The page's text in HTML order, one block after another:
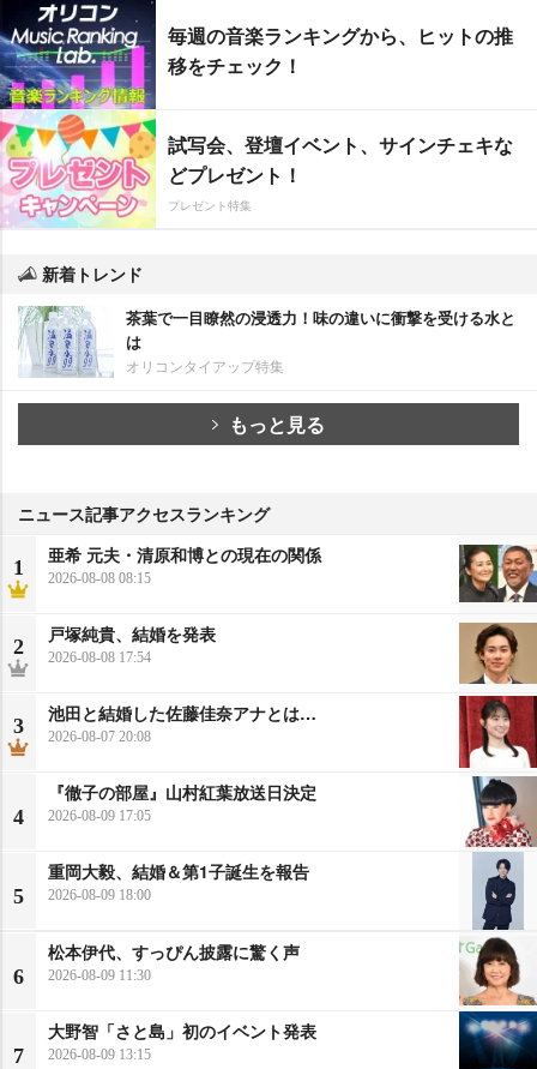
毎週の音楽ランキングから、ヒットの推
移をチェック！
試写会、登壇イベント、サインチェキな
どプレゼント！
プレゼント特集
新着トレンド
茶葉で一目瞭然の浸透力！味の違いに衝撃を受ける水と
は
オリコンタイアップ特集
もっと見る
ニュース記事アクセスランキング
1
亜希 元夫・清原和博との現在の関係
2026-08-08 08:15
2
戸塚純貴、結婚を発表
2026-08-08 17:54
3
池田と結婚した佐藤佳奈アナとは…
2026-08-07 20:08
4
『徹子の部屋』山村紅葉放送日決定
2026-08-09 17:05
5
重岡大毅、結婚＆第1子誕生を報告
2026-08-09 18:00
6
松本伊代、すっぴん披露に驚く声
2026-08-09 11:30
7
大野智「さと島」初のイベント発表
2026-08-09 13:15